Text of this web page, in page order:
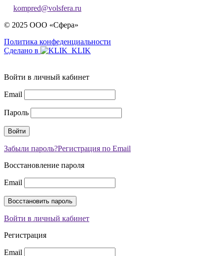
kompred@volsfera.ru
© 2025 ООО «Сфера»
Политика конфеденциальности
Сделано в
Войти в личный кабинет
Email
Пароль
Забыли пароль?Регистрация по Email
Восстановление пароля
Email
Войти в личный кабинет
Регистрация
Email